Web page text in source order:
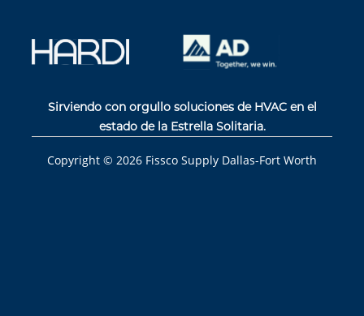
Sirviendo con orgullo soluciones de HVAC en el
estado de la Estrella Solitaria.
Copyright © 2026 Fissco Supply Dallas-Fort Worth